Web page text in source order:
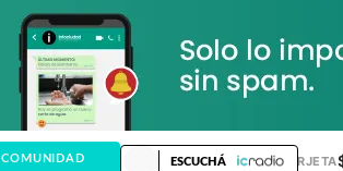
DÓLAR MEP ▼ DÓLAR TARJETA
COMUNIDAD ESCUCHÁ